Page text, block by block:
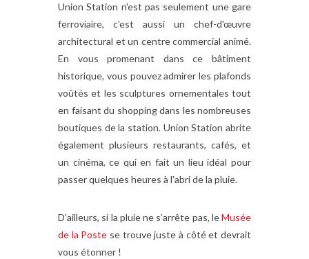
Union Station n'est pas seulement une gare
ferroviaire, c'est aussi un chef-d'œuvre
architectural et un centre commercial animé.
En vous promenant dans ce bâtiment
historique, vous pouvez admirer les plafonds
voûtés et les sculptures ornementales tout
en faisant du shopping dans les nombreuses
boutiques de la station. Union Station abrite
également plusieurs restaurants, cafés, et
un cinéma, ce qui en fait un lieu idéal pour
passer quelques heures à l'abri de la pluie.
D’ailleurs, si la pluie ne s’arrête pas, leMusée
de la Poste se trouve juste à côté et devrait
vous étonner !